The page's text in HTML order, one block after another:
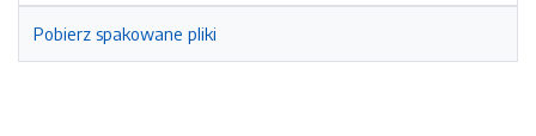
Pobierz spakowane pliki